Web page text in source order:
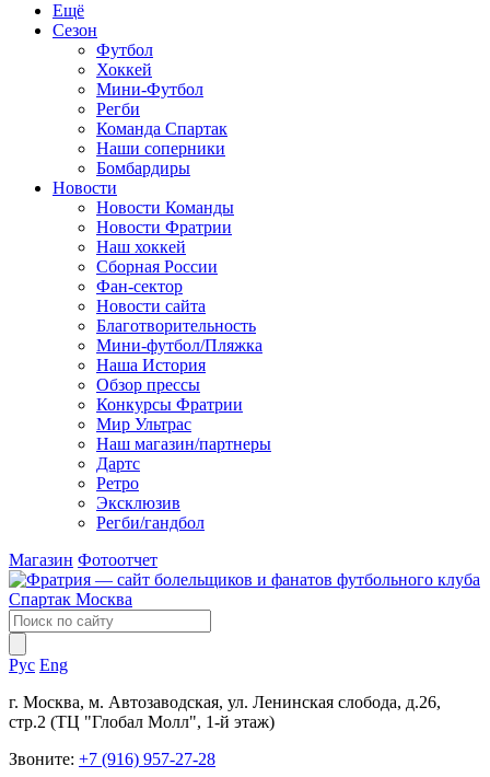
Ещё
Сезон
Футбол
Хоккей
Мини-Футбол
Регби
Команда Спартак
Наши соперники
Бомбардиры
Новости
Новости Команды
Новости Фратрии
Наш хоккей
Сборная России
Фан-cектор
Новости сайта
Благотворительность
Мини-футбол/Пляжка
Наша История
Обзор прессы
Конкурсы Фратрии
Мир Ультрас
Наш магазин/партнеры
Дартс
Ретро
Эксклюзив
Регби/гандбол
Магазин Фотоотчет
Рус Eng
г. Москва, м. Автозаводская, ул. Ленинская слобода, д.26,
стр.2 (ТЦ "Глобал Молл", 1-й этаж)
Звоните: +7 (916) 957-27-28